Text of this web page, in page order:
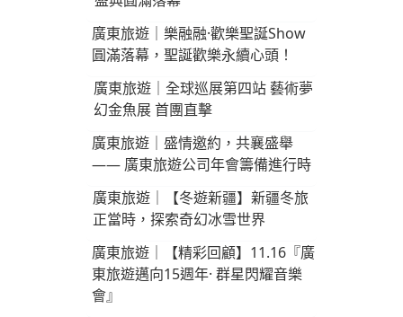
廣東旅遊｜樂融融·歡樂聖誕Show
圓滿落幕，聖誕歡樂永續心頭！
廣東旅遊｜全球巡展第四站 藝術夢
幻金魚展 首團直擊
廣東旅遊｜盛情邀約，共襄盛舉
—— 廣東旅遊公司年會籌備進行時
廣東旅遊｜【冬遊新疆】新疆冬旅
正當時，探索奇幻冰雪世界
廣東旅遊｜【精彩回顧】11.16『廣
東旅遊邁向15週年· 群星閃耀音樂
會』